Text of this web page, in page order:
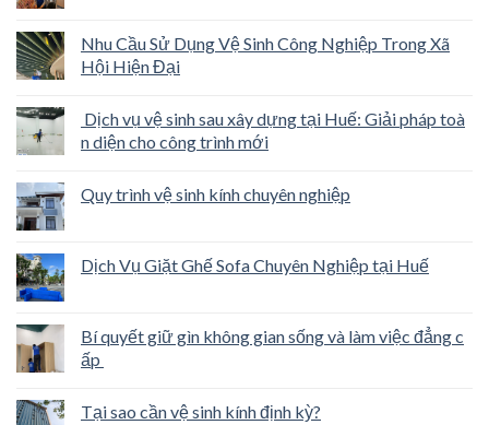
Nhu Cầu Sử Dụng Vệ Sinh Công Nghiệp Trong Xã
Hội Hiện Đại
Dịch vụ vệ sinh sau xây dựng tại Huế: Giải pháp toà
n diện cho công trình mới
Quy trình vệ sinh kính chuyên nghiệp
Dịch Vụ Giặt Ghế Sofa Chuyên Nghiệp tại Huế
Bí quyết giữ gìn không gian sống và làm việc đẳng c
ấp
Tại sao cần vệ sinh kính định kỳ?